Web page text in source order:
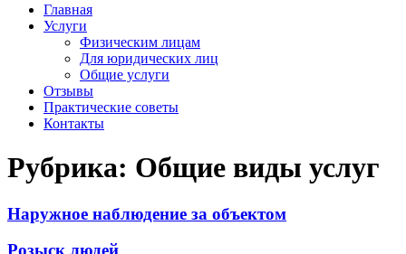
Главная
Услуги
Физическим лицам
Для юридических лиц
Общие услуги
Отзывы
Практические советы
Контакты
Рубрика: Общие виды услуг
Наружное наблюдение за объектом
Розыск людей